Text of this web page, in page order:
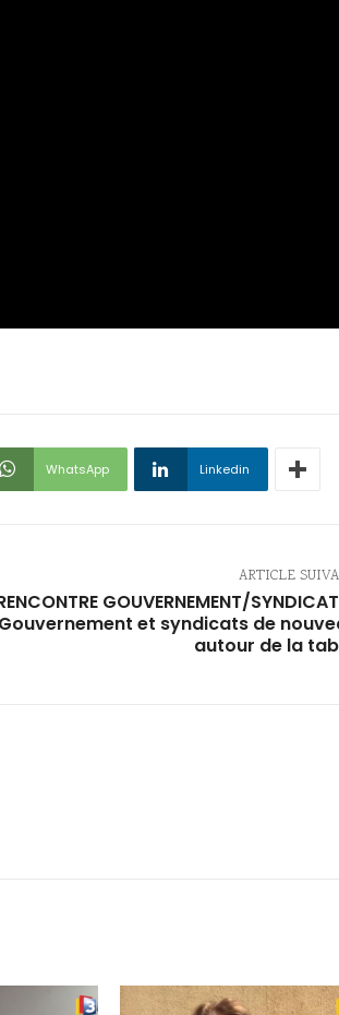
WhatsApp Linkedin
ARTICLE
GOUVERNEMENT/
Gouvernement et syndicats de
autour de la